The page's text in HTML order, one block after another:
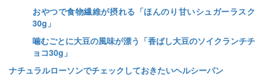
おやつで食物繊維が摂れる「ほんのり甘いシュガーラスク
30g」
噛むごとに大豆の風味が漂う「香ばし大豆のソイクランチチ
ョコ30g」
ナチュラルローソンでチェックしておきたいヘルシーパン